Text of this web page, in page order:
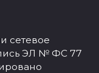
сетевое
ЭЛ № ФС 77